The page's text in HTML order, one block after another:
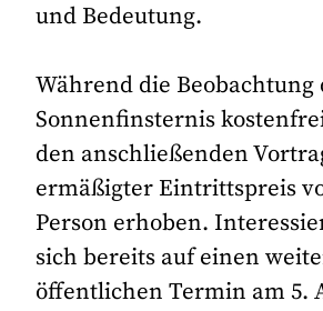
und Bedeutung.
Während die Beobachtung
Sonnenfinsternis
den anschließenden
ermäßigter Eintrittspreis
Person erhoben.
sich bereits auf einen
öffentlichen Termin am 5.